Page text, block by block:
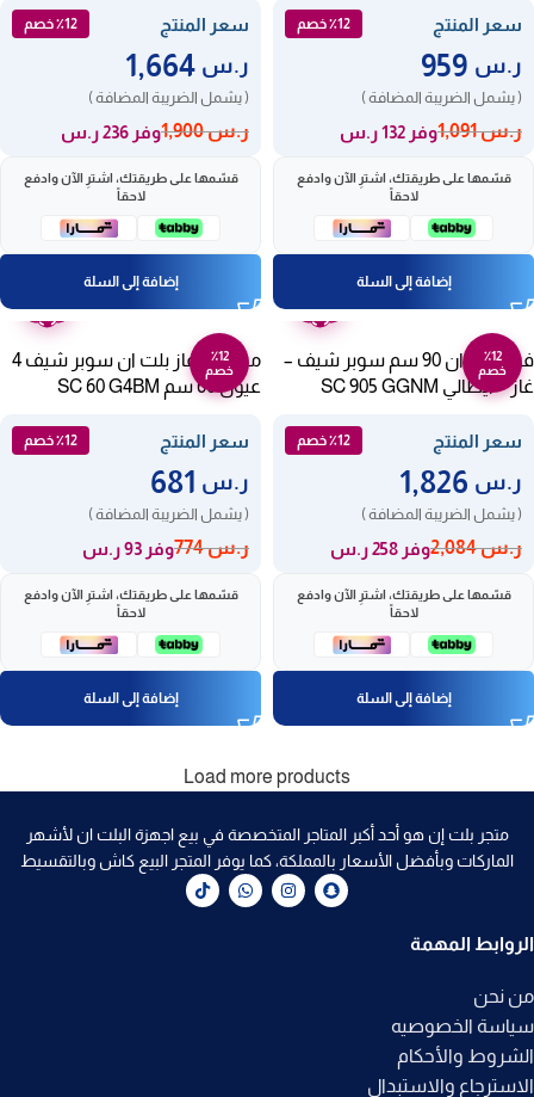
سعر المنتج
٪12 خصم
ر.س
( يشمل الضريبة المضافة )
ر.س1,091 وفر 132 ر.س
قسّمها على طريقتك، اشترِ الآن وادفع
لاحقاً
إضافة إلى السلة
سعر المنتج
٪12 خصم
ر.س
( يشمل الضريبة المضافة )
ر.س1,900 وفر 236 ر.س
قسّمها على طريقتك، اشترِ الآن وادفع
لاحقاً
إضافة إلى السلة
٪12
خصم
عامين
فرن بلت ان 90 سم سوبر شيف –
غاز – ايطالي SC 905 GGNM
سعر المنتج ٪12 خصم
ر.س
( يشمل الضريبة المضافة )
ر.س2,084 وفر 258 ر.س
قسّمها على طريقتك، اشترِ الآن وادفع
لاحقاً
إضافة إلى السلة
٪12
خصم
عامين
مسطح غاز بلت ان سوبر شيف 4
عيون 60 سم SC 60 G4BM
سعر المنتج ٪12 خصم
ر.س
( يشمل الضريبة المضافة )
ر.س774 وفر 93 ر.س
قسّمها على طريقتك، اشترِ الآن وادفع
لاحقاً
إضافة إلى السلة
Load more products
متجر بلت إن هو أحد أكبر المتاجر المتخصصة في بيع اجهزة البلت ان لأشهر
الماركات وبأفضل الأسعار بالمملكة، كما يوفر المتجر البيع كاش وبالتقسيط
الروابط المهمة
من نحن
سياسة الخصوصيه
الشروط والأحكام
الاسترجاع والاستبدال